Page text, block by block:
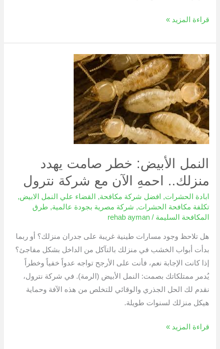
قراءة المزيد »
النمل الأبيض: خطر صامت يهدد
منزلك.. احمهِ الآن مع شركة نترول
ابادة الحشرات, افضل شركة مكافحة, القضاء علي النمل الابيض,
تكلفة مكافحة الحشرات, شركة مصرية بجودة عالمية, طرق
المكافحة السليمة /
rehab ayman
هل تلاحظ وجود مسارات طينية غريبة على جدران منزلك؟ أو ربما
بدأت أبواب الخشب في منزلك بالتآكل من الداخل بشكل مفاجئ؟
إذا كانت الإجابة نعم، فأنت على الأرجح تواجه عدواً خفياً وخطراً
يُدمر ممتلكاتك بصمت: النمل الأبيض (الرمة). في شركة نترول،
نقدم لك الحل الجذري والوقائي للتخلص من هذه الآفة وحماية
هيكل منزلك لسنوات طويلة.
النمل
الأبيض:
خطر
صامت
يهدد
منزلك..
احمهِ
مع
شركة
نترول
قراءة المزيد »